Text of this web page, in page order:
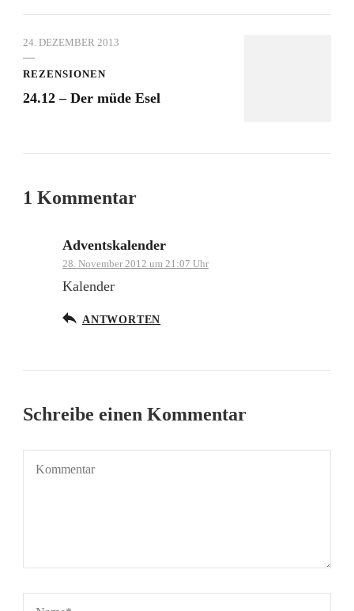
24. DEZEMBER 2013
REZENSIONEN
24.12 – Der müde Esel
1 Kommentar
Adventskalender
28. November 2012 um 21:07 Uhr
Kalender
ANTWORTEN
Schreibe einen Kommentar